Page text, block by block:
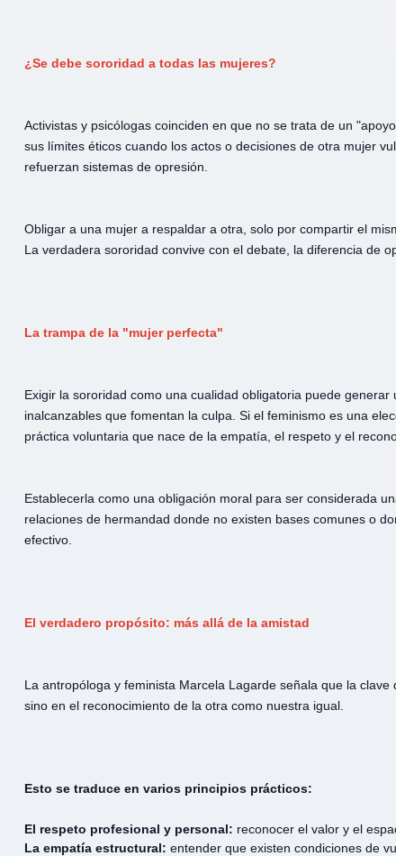
¿Se debe sororidad a todas las mujeres?
Activistas y psicólogas coinciden en que no se trata de un
sus límites éticos cuando los actos o decisiones de otra mujer
refuerzan sistemas de opresión.
Obligar a una mujer a respaldar a otra, solo por compartir el
La verdadera sororidad convive con el debate, la diferencia de
La trampa de la "mujer perfecta"
Exigir la sororidad como una cualidad obligatoria puede
inalcanzables que fomentan la culpa. Si el feminismo es una
práctica voluntaria que nace de la empatía, el respeto y el
Establecerla como una obligación moral para ser considerada
relaciones de hermandad donde no existen bases comunes o
efectivo.
El verdadero propósito: más allá de la amistad
La antropóloga y feminista Marcela Lagarde señala que la
sino en el reconocimiento de la otra como nuestra igual.
Esto se traduce en varios principios prácticos:
El respeto profesional y personal: reconocer el valor y el
La empatía estructural: entender que existen condiciones de